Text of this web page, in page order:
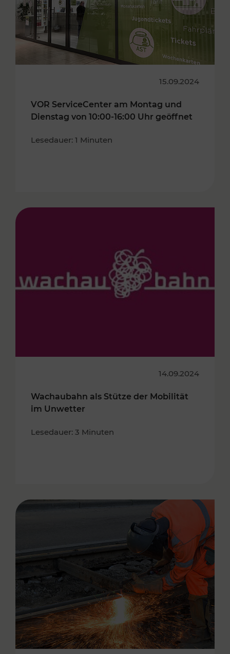
15.09.2024
VOR ServiceCenter am Montag und
Dienstag von 10:00-16:00 Uhr geöffnet
Lesedauer: 1 Minuten
14.09.2024
Wachaubahn als Stütze der Mobilität
im Unwetter
Lesedauer: 3 Minuten